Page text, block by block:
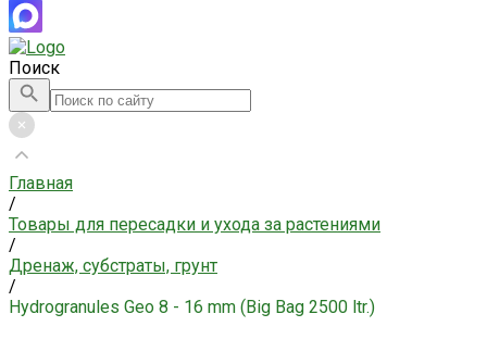
Поиск
Главная
/
Товары для пересадки и ухода за растениями
/
Дренаж, субстраты, грунт
/
Hydrogranules Geo 8 - 16 mm (Big Bag 2500 ltr.)